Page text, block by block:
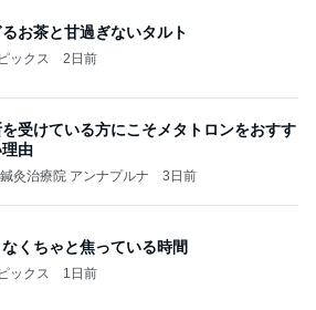
お茶と甘過ぎないタルト
ックス 2日前
受けている方にこそメタトロンをおすす
由
灸治療院 アンナプルナ 3日前
くちゃと焦っている時間
ックス 1日前